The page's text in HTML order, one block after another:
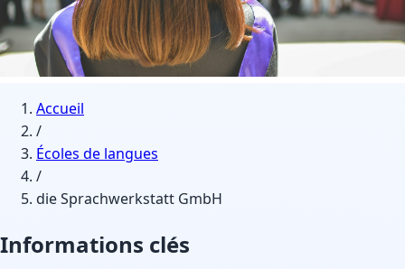
Accueil
/
Écoles de langues
/
die Sprachwerkstatt GmbH
Informations clés